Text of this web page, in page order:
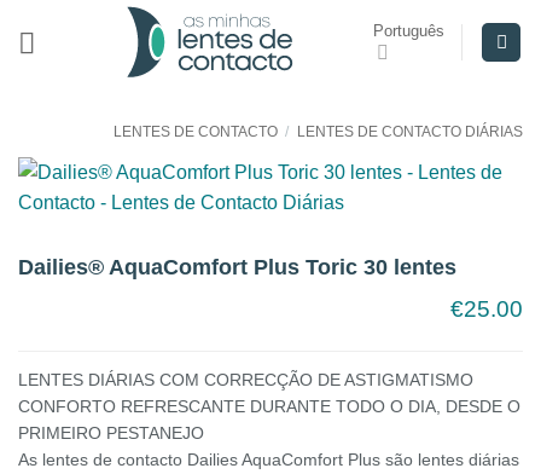
Português
LENTES DE CONTACTO / LENTES DE CONTACTO DIÁRIAS
Dailies® AquaComfort Plus Toric 30 lentes
€25.00
LENTES DIÁRIAS COM CORRECÇÃO DE ASTIGMATISMO
CONFORTO REFRESCANTE DURANTE TODO O DIA, DESDE O
PRIMEIRO PESTANEJO
As lentes de contacto Dailies AquaComfort Plus são lentes diárias